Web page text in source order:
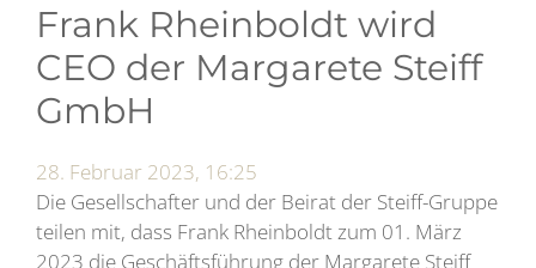
Frank Rheinboldt wird
CEO der Margarete Steiff
GmbH
28. Februar 2023, 16:25
Die Gesellschafter und der Beirat der Steiff-Gruppe
teilen mit, dass Frank Rheinboldt zum 01. März
2023 die Geschäftsführung der Margarete Steiff